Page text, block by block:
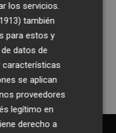
de
tu correo
los servicios.
también
para estos y
datos de
características
se aplican
proveedores
legítimo en
derecho a